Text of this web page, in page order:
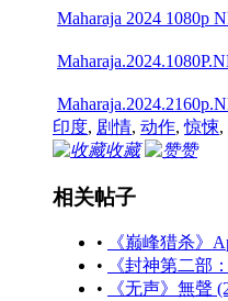
Maharaja 2024 1080p
印度, 剧情, 动作,惊悚,
收藏
赞
相关帖子
•
《巅峰猎杀》
•
《封神第二部
•
《无声》無聲